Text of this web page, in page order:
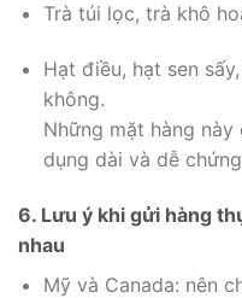
Trà túi lọc, trà khô
Hạt điều, hạt sen
không.
Những mặt hàng
dụng dài và dễ
6. Lưu ý khi gửi hàng
nhau
Mỹ và Canada: nên